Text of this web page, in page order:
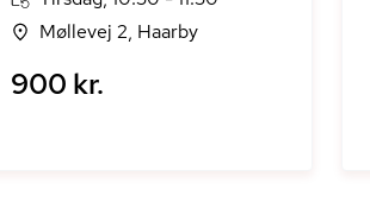
Møllevej 2, Haarby
900 kr.